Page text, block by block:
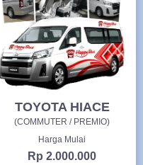
TOYOTA HIACE
(COMMUTER / PREMIO)
Harga Mulai
Rp 2.000.000